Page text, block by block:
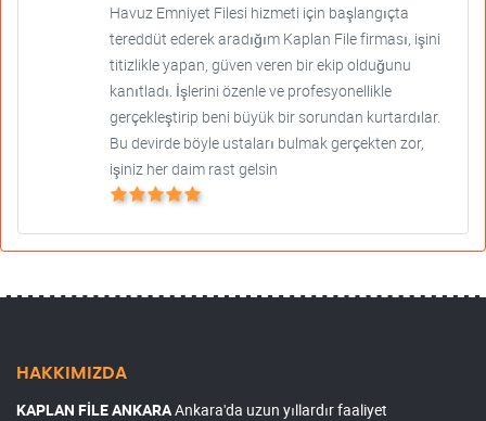
Havuz Emniyet Filesi hizmeti için başlangıçta
tereddüt ederek aradığım Kaplan File firması, işini
titizlikle yapan, güven veren bir ekip olduğunu
kanıtladı. İşlerini özenle ve profesyonellikle
gerçekleştirip beni büyük bir sorundan kurtardılar.
Bu devirde böyle ustaları bulmak gerçekten zor,
işiniz her daim rast gelsin
HAKKIMIZDA
KAPLAN FİLE ANKARAAnkara'da uzun yıllardır faaliyet